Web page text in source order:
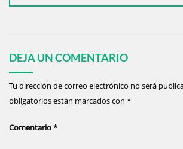
DEJA UN COMENTARIO
Tu dirección de correo electrónico no será
obligatorios están marcados con *
Comentario*